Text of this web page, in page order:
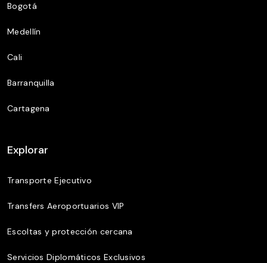
Bogotá
Medellín
Cali
Barranquilla
Cartagena
Explorar
Transporte Ejecutivo
Transfers Aeroportuarios VIP
Escoltas y protección cercana
Servicios Diplomáticos Exclusivos